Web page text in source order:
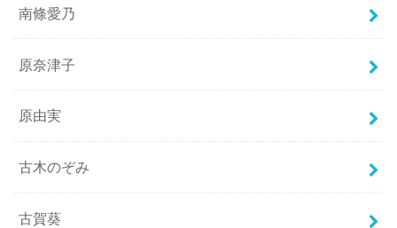
南條愛乃
原奈津子
原由実
古木のぞみ
古賀葵